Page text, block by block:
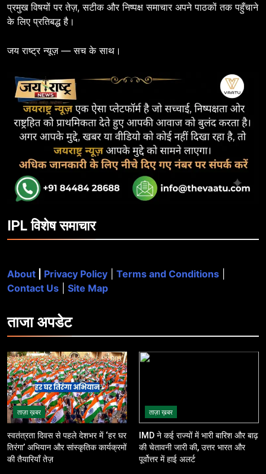
प्रमुख विषयों पर तेज़, सटीक और निष्पक्ष समाचार अपने पाठकों तक पहुँचाने
के लिए प्रतिबद्ध है।
जय राष्ट्र न्यूज़ — सच के साथ।
IPL विशेष समाचार
About Privacy Policy Terms and Conditions
Contact Us
Site Map
ताजाअपडेट
ताज़ा ख़बर
स्वतंत्रता दिवस से पहले देशभर में ‘हर घर
तिरंगा’ अभियान और सांस्कृतिक कार्यक्रमों
की तैयारियाँ तेज़
ताज़ा ख़बर
IMD ने कई राज्यों में भारी बारिश और बाढ़
की चेतावनी जारी की, उत्तर भारत और
पूर्वोत्तर में हाई अलर्ट